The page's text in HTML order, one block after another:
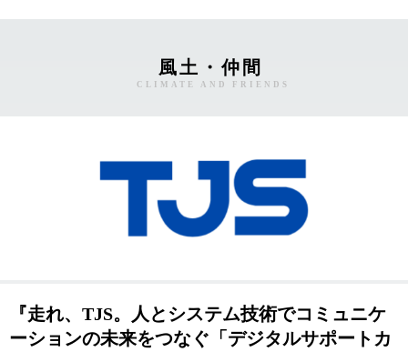
風土・仲間
CLIMATE AND FRIENDS
『走れ、TJS。人とシステム技術でコミュニケ
ーションの未来をつなぐ「デジタルサポートカ